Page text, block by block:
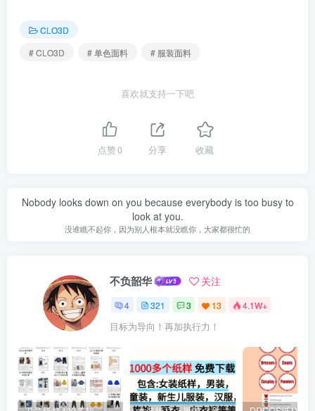
CLO3D
# CLO3D
# 单色面料 # 服装面料
喜欢就支持一下吧
点赞0 分享 收藏
Nobody looks down on you because everybody is too busy to
look at you.
没谁瞧不起你，因为别人根本就没瞧你，大家都很忙的
不负韶华 关注
4 321 3 13 4.1W+
目标为导向！再加执行力！